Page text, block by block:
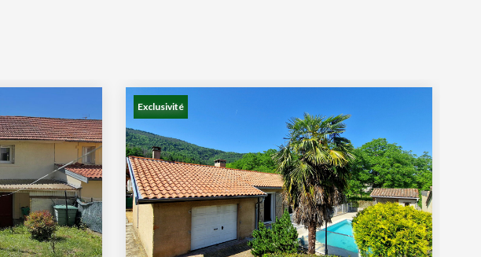
Exclusivité